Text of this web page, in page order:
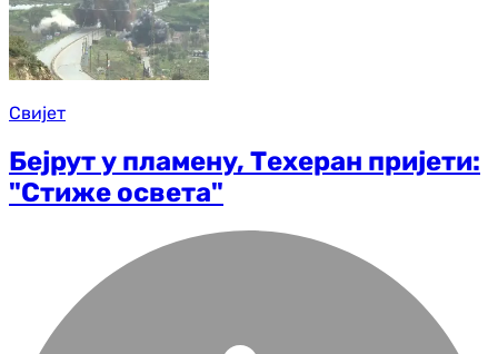
Свијет
Бејрут у пламену, Техеран пријети:
"Стиже освета"